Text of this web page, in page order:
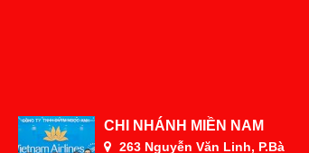
CHI NHÁNH MIỀN NAM
263 Nguyễn Văn Linh, P.Bà